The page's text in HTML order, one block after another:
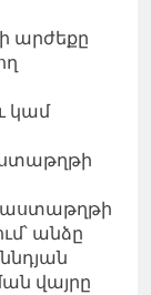
արժեքը
կամ
անձը
վայրը